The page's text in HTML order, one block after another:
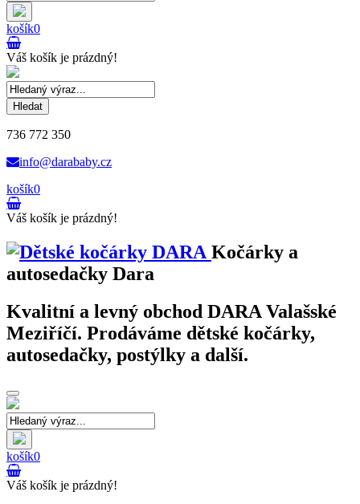
košík0
Váš košík je prázdný!
Hledat
736 772 350
info@darababy.cz
košík0
Váš košík je prázdný!
Kočárky a
autosedačky Dara
Kvalitní a levný obchod DARA Valašské
Meziříčí. Prodáváme dětské kočárky,
autosedačky, postýlky a další.
Toggle
navigation
košík0
Váš košík je prázdný!